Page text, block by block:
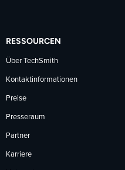
RESSOURCEN
Über TechSmith
Kontaktinformationen
Preise
Presseraum
Partner
Karriere